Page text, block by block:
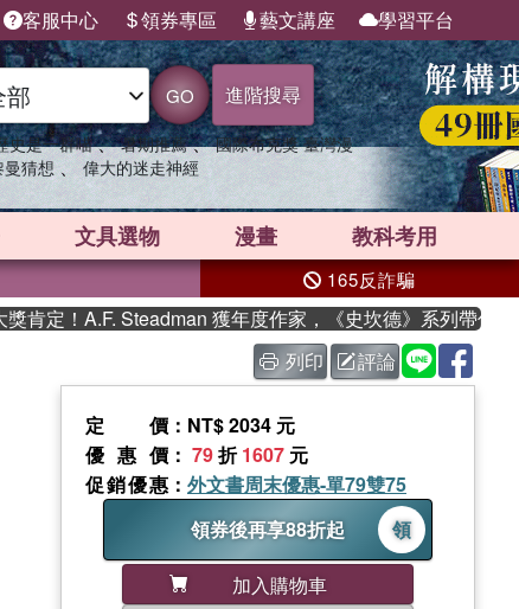
客服中心 領券專區 藝文講座 學習平台
GO 進階搜尋
史是一群喵 、 暑期推薦 、 國際布克獎 臺灣漫
猜想 、 偉大的迷走神經
文具選物 漫畫 教科考用
165反詐騙
！A.F. Steadman 獲年度作家，《史坎德》系列帶你踏上熱
列印 評論
定價 ：NT$ 2034 元
優惠價 ： 79折1607 元
促銷優惠 ： 外文書周末優惠-單79雙75
領券後再享88折起
領
加入購物車